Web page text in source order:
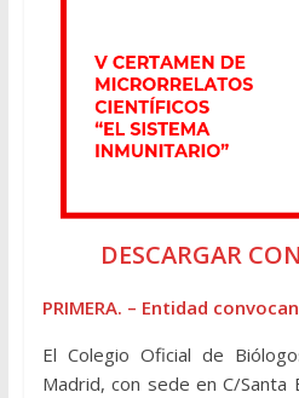
DESCARGAR
PRIMERA. – Entidad
El Colegio Oficial de
Madrid, con sede en C/Santa